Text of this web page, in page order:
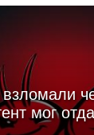
мог